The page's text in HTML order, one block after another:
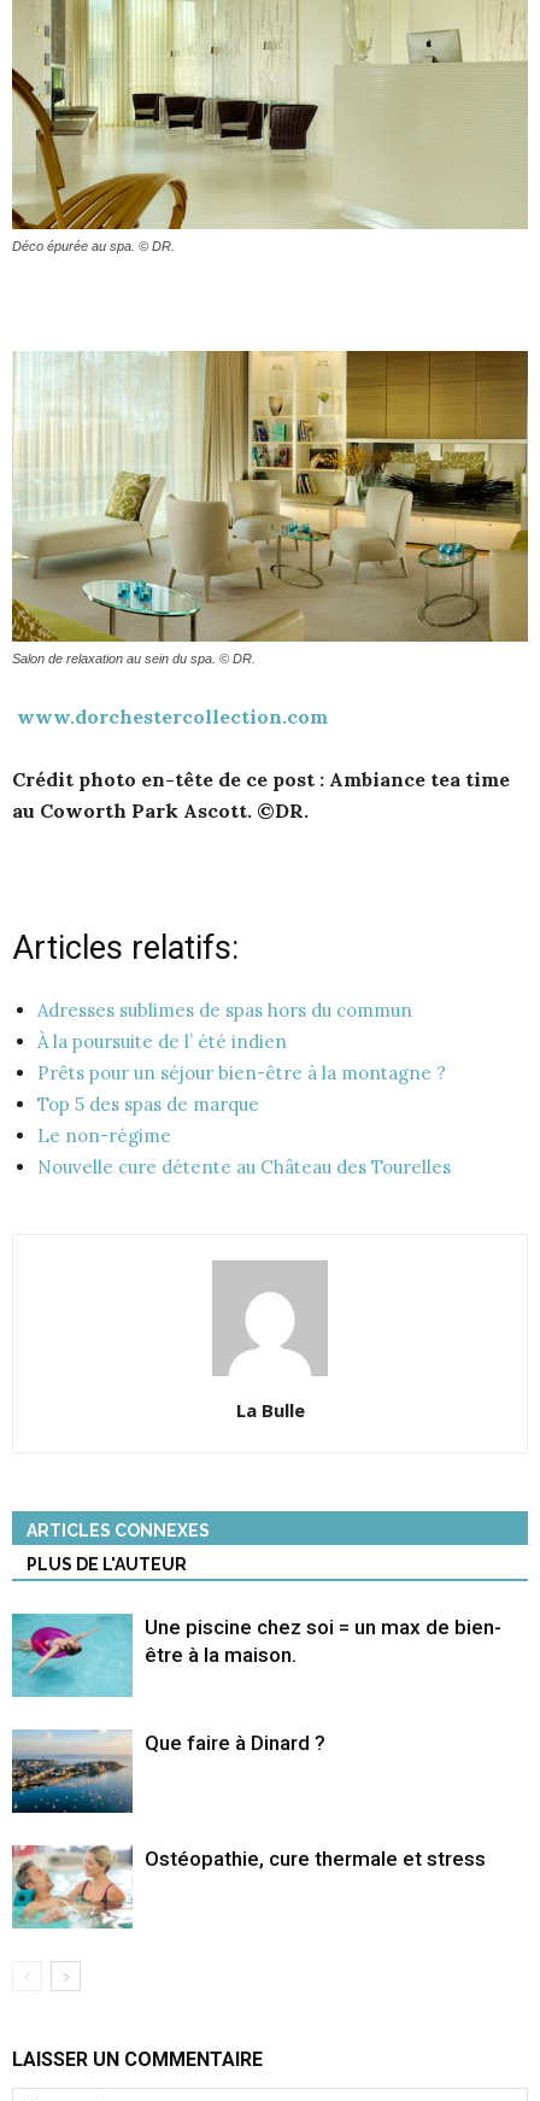
Déco épurée au spa. © DR.
Salon de relaxation au sein du spa. © DR.
www.dorchestercollection.com
Crédit photo en-tête de ce post : Ambiance tea time
au Coworth Park Ascott. ©DR.
Articles relatifs:
Adresses sublimes de spas hors du commun
À la poursuite de l’ été indien
Prêts pour un séjour bien-être à la montagne ?
Top 5 des spas de marque
Le non-régime
Nouvelle cure détente au Château des Tourelles
La Bulle
ARTICLES CONNEXES
PLUS DE L'AUTEUR
Une piscine chez soi = un max de bien-
être à la maison.
Que faire à Dinard ?
Ostéopathie, cure thermale et stress
LAISSER UN COMMENTAIRE